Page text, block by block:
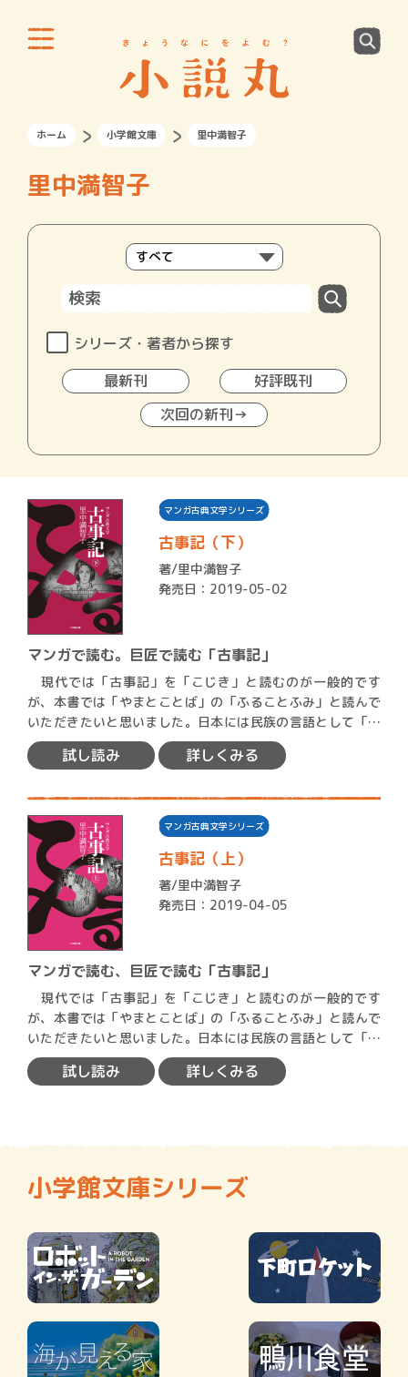
ホーム 小学館文庫 里中満智子
里中満智子
シリーズ・著者から探す
最新刊
好評既刊
次回の新刊→
マンガ古典文学シリーズ
古事記（下）
著/里中満智子
発売日：2019-05-02
マンガで読む。巨匠で読む「古事記」
現代では「古事記」を「こじき」と読むのが一般的です
が、本書では「やまとことば」の「ふることふみ」と読んで
いただきたいと思いました。日本には民族の言語として「や
まとことば…
試し読み 詳しくみる
マンガ古典文学シリーズ
古事記（上）
著/里中満智子
発売日：2019-04-05
マンガで読む、巨匠で読む「古事記」
現代では「古事記」を「こじき」と読むのが一般的です
が、本書では「やまとことば」の「ふることふみ」と読んで
いただきたいと思いました。日本には民族の言語として「や
まとことば…
試し読み 詳しくみる
小学館文庫シリーズ